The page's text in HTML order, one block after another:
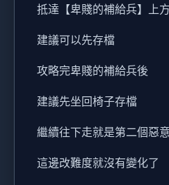
抵達【卑賤的補給兵】上
建議可以先存檔
攻略完卑賤的補給兵後
建議先坐回椅子存檔
繼續往下走就是第二個惡
這邊改難度就沒有變化了